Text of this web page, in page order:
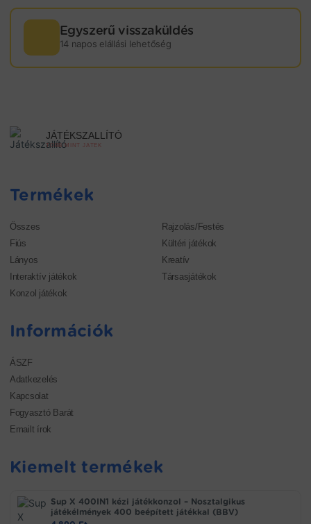
Egyszerű visszaküldés
14 napos elállási lehetőség
JÁTÉKSZALLÍTÓ
TÖBB MINT JÁTÉK
Termékek
Összes
Fiús
Lányos
Interaktív játékok
Konzol játékok
Rajzolás/Festés
Kültéri játékok
Kreatív
Társasjátékok
Információk
ÁSZF
Adatkezelés
Kapcsolat
Fogyasztó Barát
Emailt írok
Kiemelt termékek
Sup X 400IN1 kézi játékkonzol – Nosztalgikus
játékélmények 400 beépített játékkal (BBV)